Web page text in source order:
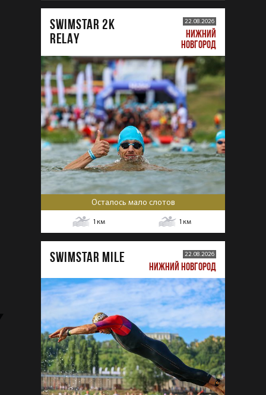
SWIMSTAR 2K
RELAY
22.08.2026
НИЖНИЙ
НОВГОРОД
Осталось мало слотов
1 км 1 км
SWIMSTAR MILE 22.08.2026
НИЖНИЙ НОВГОРОД